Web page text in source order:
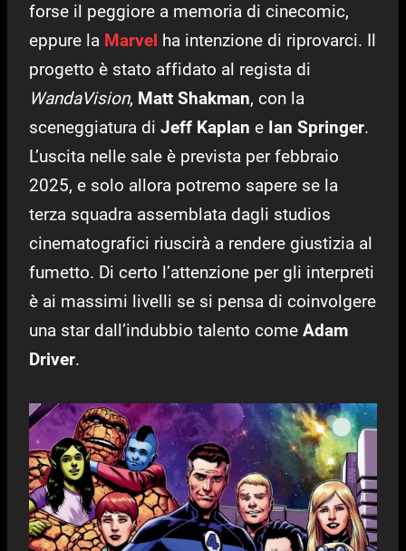
forse il peggiore a memoria di cinecomic,
eppure la Marvel ha intenzione di riprovarci. Il
progetto è stato affidato al regista di
WandaVision, Matt Shakman, con la
sceneggiatura di Jeff Kaplan e Ian Springer.
L’uscita nelle sale è prevista per febbraio
2025, e solo allora potremo sapere se la
terza squadra assemblata dagli studios
cinematografici riuscirà a rendere giustizia al
fumetto. Di certo l’attenzione per gli interpreti
è ai massimi livelli se si pensa di coinvolgere
una star dall’indubbio talento come Adam
Driver.